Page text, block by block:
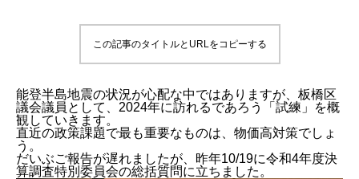
この記事のタイトルとURLをコピーする
能登半島地震の状況が心配な中ではありますが、板橋区
議会議員として、2024年に訪れるであろう「試練」を概
観していきます。
直近の政策課題で最も重要なものは、物価高対策でしょ
う。
だいぶご報告が遅れましたが、昨年10/19に令和4年度決
算調査特別委員会の総括質問に立ちました。